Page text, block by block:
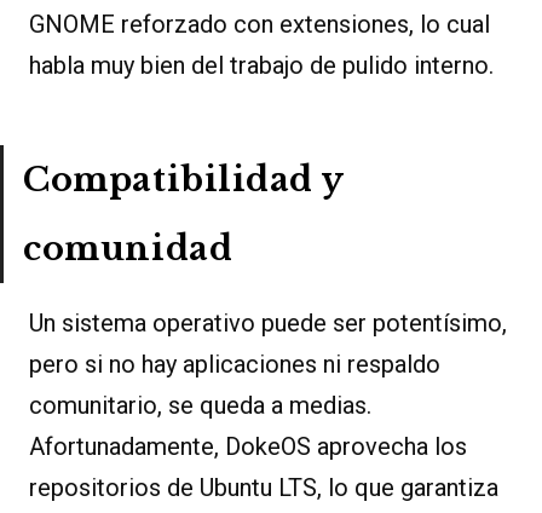
GNOME reforzado con extensiones, lo cual
habla muy bien del trabajo de pulido interno.
Compatibilidad y
comunidad
Un sistema operativo puede ser potentísimo,
pero si no hay aplicaciones ni respaldo
comunitario, se queda a medias.
Afortunadamente, DokeOS aprovecha los
repositorios de Ubuntu LTS, lo que garantiza